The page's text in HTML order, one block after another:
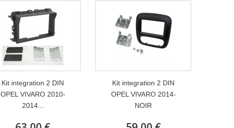
Kit integration 2 DIN
OPEL VIVARO 2010-
2014...
Kit integration 2 DIN
OPEL VIVARO 2014-
NOIR